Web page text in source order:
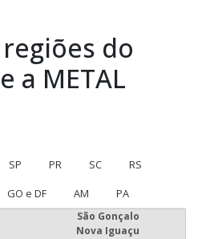
do
a METAL
SP PR SC
RS
GO e DF AM PA
São Gonçalo
Nova Iguaçu